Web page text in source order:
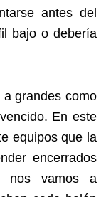
antes del
bajo o debería
grandes como
En este
equipos que la
encerrados
nos vamos a